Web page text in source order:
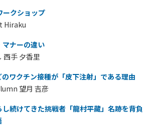
ークショップ
Hiraku
マナーの違い
西手 夕香里
ワクチン接種が「皮下注射」である理由
望月 吉彦
続けてきた挑戦者「龍村平藏」名跡を背負